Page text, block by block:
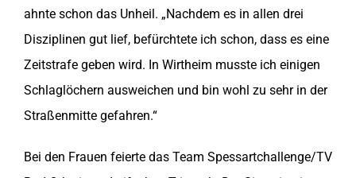
ahnte schon das Unheil. „Nachdem es in allen drei
Disziplinen gut lief, befürchtete ich schon, dass es eine
Zeitstrafe geben wird. In Wirtheim musste ich einigen
Schlaglöchern ausweichen und bin wohl zu sehr in der
Straßenmitte gefahren.“
Bei den Frauen feierte das Team Spessartchallenge/TV